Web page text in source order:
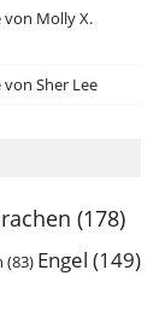
Molly X.
Sher Lee
(178)
(83) Engel (149)